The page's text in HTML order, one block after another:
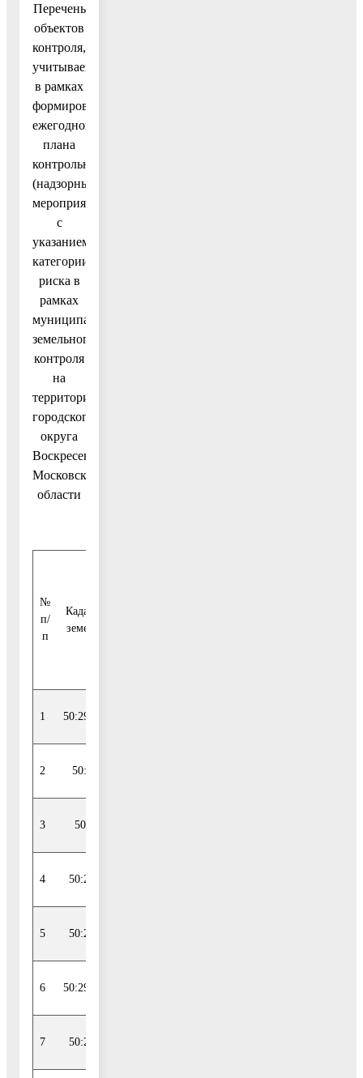
Перечень
объектов
контроля,
учитываемых
в рамках
формирования
ежегодного
плана
контрольных
(надзорных)
мероприятий,
с
указанием
категории
риска в
рамках
муниципального
земельного
контроля
на
территории
городского
округа
Воскресенск
Московской
области
№
п/
п
Кадастровый номер
земельного участка
1 50:29:0000000:51257
2 50:29:0030615:13
3 50:29:0060308:1
4 50:29:0050302:205
5 50:29:0050302:254
6 50:29:0000000:51991
7 50:29:0030614:353